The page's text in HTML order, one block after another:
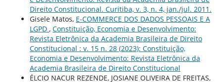
Direito Constitucional. Curitiba, v. 3, n. 4, jan./jul. 2011.
Gisele Matos, E-COMMERCE DOS DADOS PESSOAIS E A
LGPD , Constituição, Economia e Desenvolvimento:
Revista Eletrônica da Academia Brasileira de Direito
Constitucional : v. 15 n. 28 (2023): Constituição,
Economia e Desenvolvimento: Revista Eletrônica da
Academia Brasileira de Direito Constitucional
ÉLCIO NACUR REZENDE, JOSIANE OLIVEIRA DE FREITAS,